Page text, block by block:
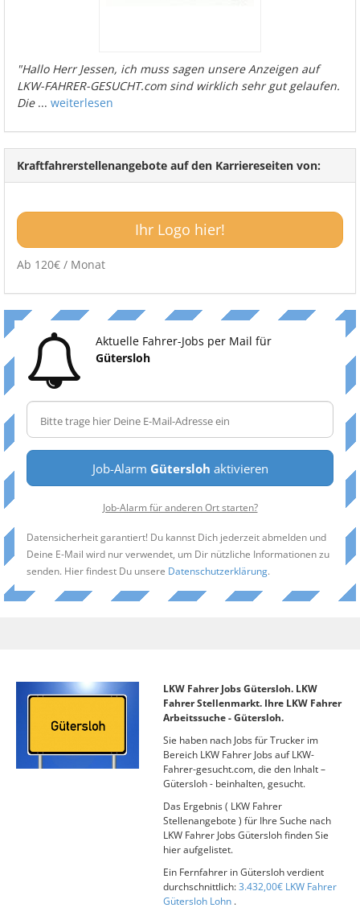
"Hallo Herr Jessen, ich muss sagen unsere Anzeigen auf
LKW-FAHRER-GESUCHT.com sind wirklich sehr gut gelaufen.
Die... weiterlesen
Kraftfahrerstellenangebote auf den Karriereseiten von:
Ihr Logo hier!
Ab 120€ / Monat
Aktuelle Fahrer-Jobs per Mail für
Gütersloh
Job-Alarm Gütersloh aktivieren
Job-Alarm für anderen Ort starten?
Datensicherheit garantiert! Du kannst Dich jederzeit abmelden und
Deine E-Mail wird nur verwendet, um Dir nützliche Informationen zu
senden. Hier findest Du unsere Datenschutzerklärung.
LKW Fahrer Jobs Gütersloh. LKW
Fahrer Stellenmarkt. Ihre LKW Fahrer
Arbeitssuche - Gütersloh.
Sie haben nach Jobs für Trucker im
Bereich LKW Fahrer Jobs auf LKW-
Fahrer-gesucht.com, die den Inhalt –
Gütersloh - beinhalten, gesucht.
Das Ergebnis ( LKW Fahrer
Stellenangebote ) für Ihre Suche nach
LKW Fahrer Jobs Gütersloh finden Sie
hier aufgelistet.
Ein Fernfahrer in Gütersloh verdient
durchschnittlich:3.432,00€ LKW Fahrer
Gütersloh Lohn .